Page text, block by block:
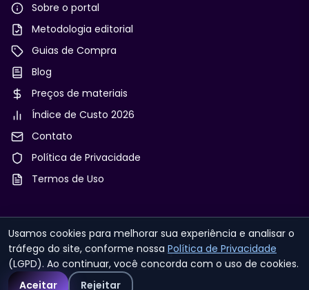
Sobre o portal
Metodologia editorial
Guias de Compra
Blog
Preços de materiais
Índice de Custo 2026
Contato
Política de Privacidade
Termos de Uso
© 2026 Reforma & Construção. Todos os direitos
reservados.
Usamos cookies para melhorar sua experiência e analisar o
tráfego do site, conforme nossa Política de Privacidade
(LGPD). Ao continuar, você concorda com o uso de cookies.
Aceitar
Rejeitar